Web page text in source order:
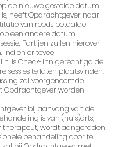
de nieuwe gestelde datum
heeft Opdrachtgever naar
van reeds betaalde
een andere datum
Partijen zullen hierover
Indien er teveel
is Check-Inn gerechtigd de
sessies te laten plaatsvinden.
zal voorgenoemde
Opdrachtgever worden
bij aanvang van de
is van (huis)arts,
therapeut, wordt aangeraden
behandeling door te